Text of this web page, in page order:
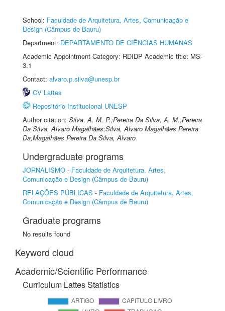
School: Faculdade de Arquitetura, Artes, Comunicação e
Design (Câmpus de Bauru)
Department: DEPARTAMENTO DE CIÊNCIAS HUMANAS
Academic Appointment Category: RDIDP Academic title: MS-
3.1
Contact: alvaro.p.silva@unesp.br
CV Lattes
Repositório Institucional UNESP
Author citation: Silva, A. M. P.;Pereira Da Silva, A. M.;Pereira
Da Silva, Alvaro Magalhães;Silva, Alvaro Magalhães Pereira
Da;Magalhães Pereira Da Silva, Alvaro
Undergraduate programs
JORNALISMO - Faculdade de Arquitetura, Artes,
Comunicação e Design (Câmpus de Bauru)
RELAÇÕES PÚBLICAS - Faculdade de Arquitetura, Artes,
Comunicação e Design (Câmpus de Bauru)
Graduate programs
No results found
Keyword cloud
Academic/Scientific Performance
Curriculum Lattes Statistics